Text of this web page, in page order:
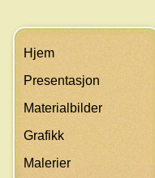
Hjem
Presentasjon
Materialbilder
Grafikk
Malerier